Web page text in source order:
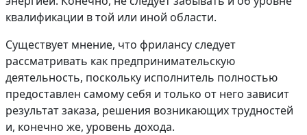
квалификации в той или иной области.
Существует мнение, что фрилансу следует
рассматривать как предпринимательскую
деятельность, поскольку исполнитель полностью
предоставлен самому себя и только от него зависит
результат заказа, решения возникающих трудностей
и, конечно же, уровень дохода.